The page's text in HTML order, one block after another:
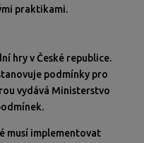
praktikami.
hry v České republice.
podmínky pro
vydává Ministerstvo
musí implementovat